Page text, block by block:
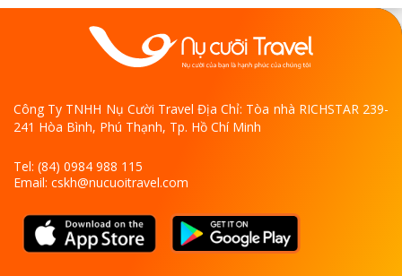
Công Ty TNHH Nụ Cười Travel Địa Chỉ: Tòa nhà RICHSTAR 239-
241 Hòa Bình, Phú Thạnh, Tp. Hồ Chí Minh
Tel: (84) 0984 988 115
Email: cskh@nucuoitravel.com